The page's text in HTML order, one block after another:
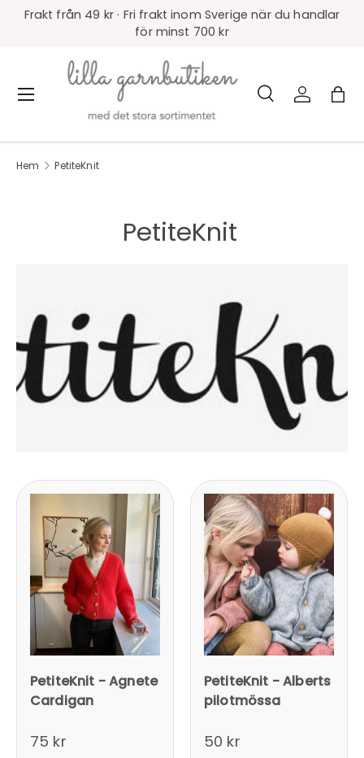
Frakt från 49 kr · Fri frakt inom Sverige när du handlar
för minst 700 kr
Sök
Produkttyp
Sök Logga in
Meny
Hem PetiteKnit
PetiteKnit
PetiteKnit - Agnete
Cardigan
75 kr
PetiteKnit - Alberts
pilotmössa
50 kr